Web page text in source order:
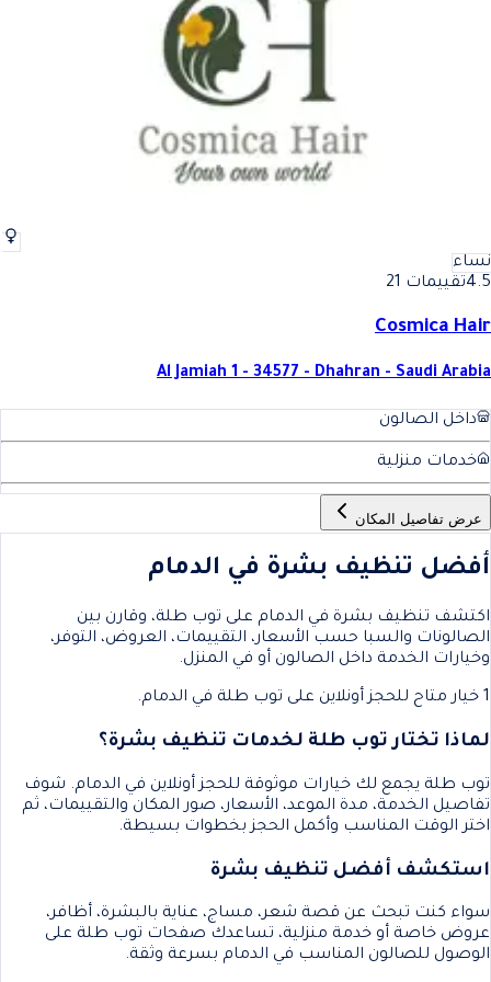
أفضل تنظيف بشرة في الدمام
أفضل تنظيف بشرة في الدمام
نساء
4.5تقييمات 21
Cosmica Hair
Al Jamiah 1 - 34577 - Dhahran - Saudi Arabia
داخل الصالون
خدمات منزلية
عرض تفاصيل المكان
أفضل تنظيف بشرة في الدمام
اكتشف تنظيف بشرة في الدمام على توب طلة، وقارن بين
الصالونات والسبا حسب الأسعار، التقييمات، العروض، التوفر،
وخيارات الخدمة داخل الصالون أو في المنزل.
1 خيار متاح للحجز أونلاين على توب طلة في الدمام.
لماذا تختار توب طلة لخدمات تنظيف بشرة؟
توب طلة يجمع لك خيارات موثوقة للحجز أونلاين في الدمام. شوف
تفاصيل الخدمة، مدة الموعد، الأسعار، صور المكان والتقييمات، ثم
اختر الوقت المناسب وأكمل الحجز بخطوات بسيطة.
استكشف أفضل تنظيف بشرة
سواء كنت تبحث عن قصة شعر، مساج، عناية بالبشرة، أظافر،
عروض خاصة أو خدمة منزلية، تساعدك صفحات توب طلة على
الوصول للصالون المناسب في الدمام بسرعة وثقة.